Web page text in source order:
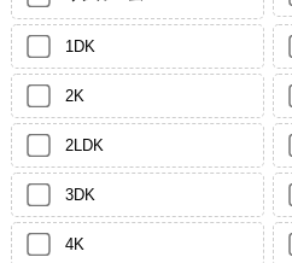
1DK
2K
2LDK
3DK
4K